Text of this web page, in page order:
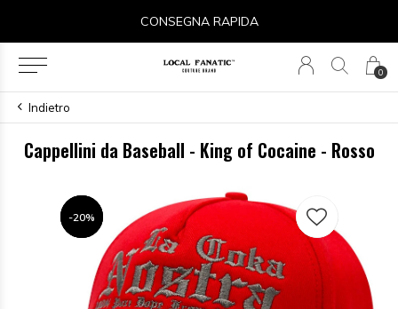
0
CONSEGNA RAPIDA
Indietro
Cappellini da Baseball - King of Cocaine - Rosso
-20%
-20%
-20%